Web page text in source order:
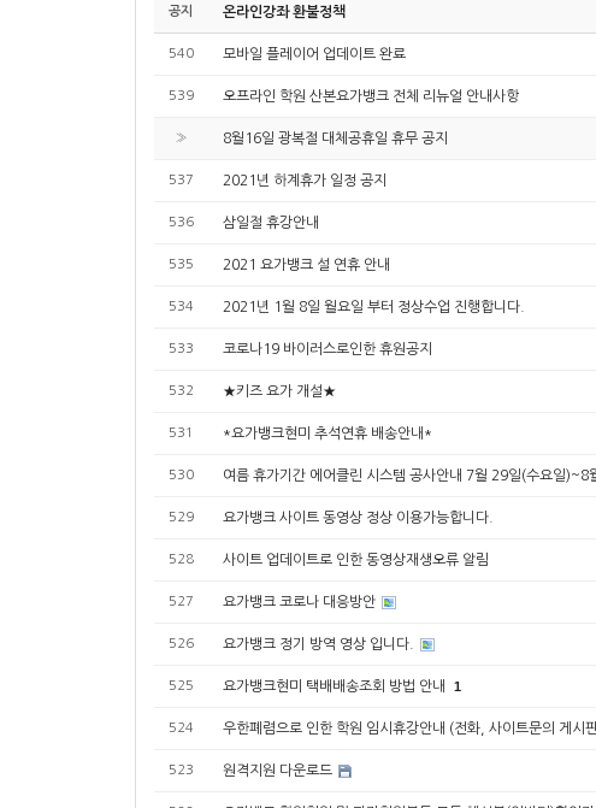
공지 온라인강좌 환불정책
540 모바일 플레이어 업데이트 완료
539 오프라인 학원 산본요가뱅크 전체 리뉴얼 안내사항
» 8월16일 광복절 대체공휴일 휴무 공지
537 2021년 하계휴가 일정 공지
536 삼일절 휴강안내
535 2021 요가뱅크 설 연휴 안내
534 2021년 1월 8일 월요일 부터 정상수업 진행합니다.
533 코로나19 바이러스로인한 휴원공지
532 ★키즈 요가 개설★
531 *요가뱅크현미 추석연휴 배송안내*
530 여름 휴가기간 에어클린 시스템 공사안내 7월 29일(수요일)~8
529 요가뱅크 사이트 동영상 정상 이용가능합니다.
528 사이트 업데이트로 인한 동영상재생오류 알림
527 요가뱅크 코로나 대응방안
526 요가뱅크 정기 방역 영상 입니다.
525 요가뱅크현미 택배배송조회 방법 안내 1
524 우한폐렴으로 인한 학원 임시휴강안내 (전화, 사이트문의 게시
523 원격지원 다운로드